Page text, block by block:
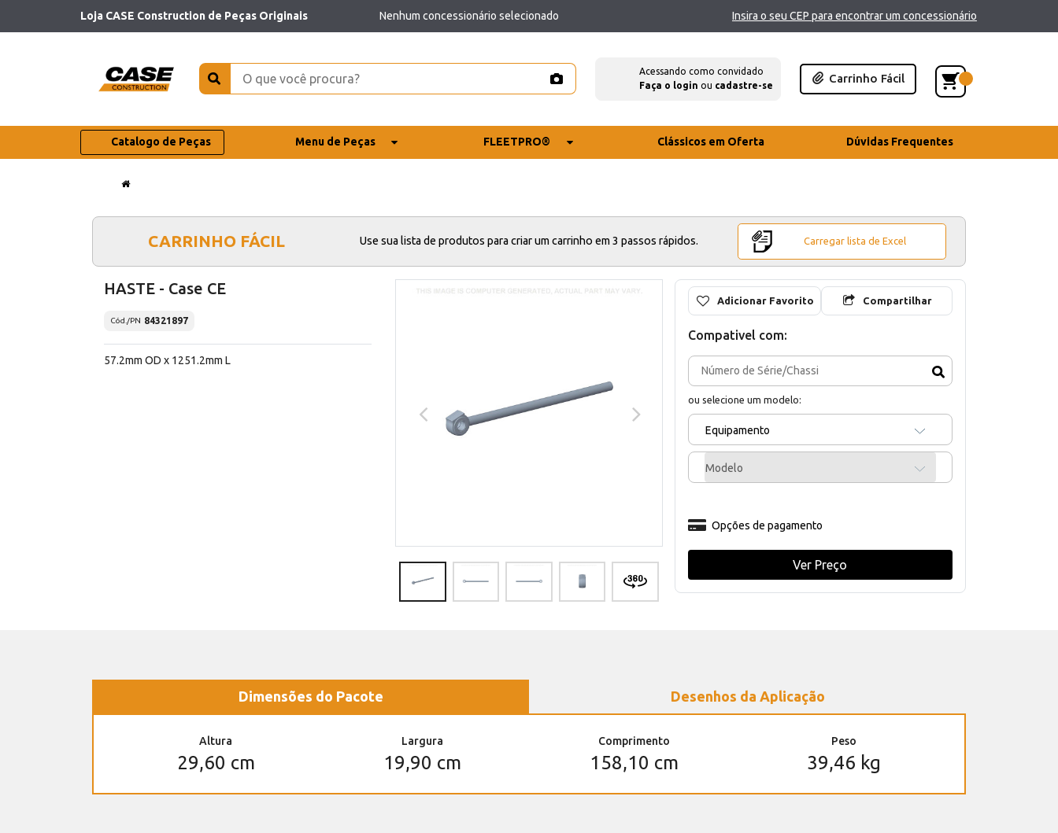
Loja CASE Construction de Peças Originais Nenhum concessionário selecionado Insira o seu CEP para encontrar um concessionário
Acessando como convidado
Faça o login ou cadastre-se
Carrinho Fácil
Catalogo de Peças Menu de Peças FLEETPRO® Clássicos em Oferta Dúvidas Frequentes
CARRINHO FÁCIL Use sua lista de produtos para criar um carrinho em 3 passos rápidos. Carregar lista de Excel
HASTE - Case CE
Cód./PN 84321897
57.2mm OD x 1251.2mm L
Adicionar Favorito Compartilhar
Compativel com:
ou selecione um modelo:
Equipamento
Modelo
Opções de pagamento
Ver Preço
Dimensões do Pacote Desenhos da Aplicação
Altura
29,60 cm
Largura
19,90 cm
Comprimento
158,10 cm
Peso
39,46 kg